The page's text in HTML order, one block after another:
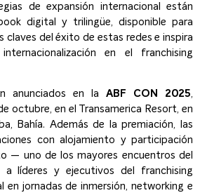
de expansión internacional están
digital y trilingüe, disponible para
claves del éxito de estas redes e inspira
en el franchising
anunciados en la ABF CON 2025,
octubre, en el Transamerica Resort, en
Bahía. Además de la premiación, las
con alojamiento y participación
— uno de los mayores encuentros del
líderes y ejecutivos del franchising
en jornadas de inmersión, networking e